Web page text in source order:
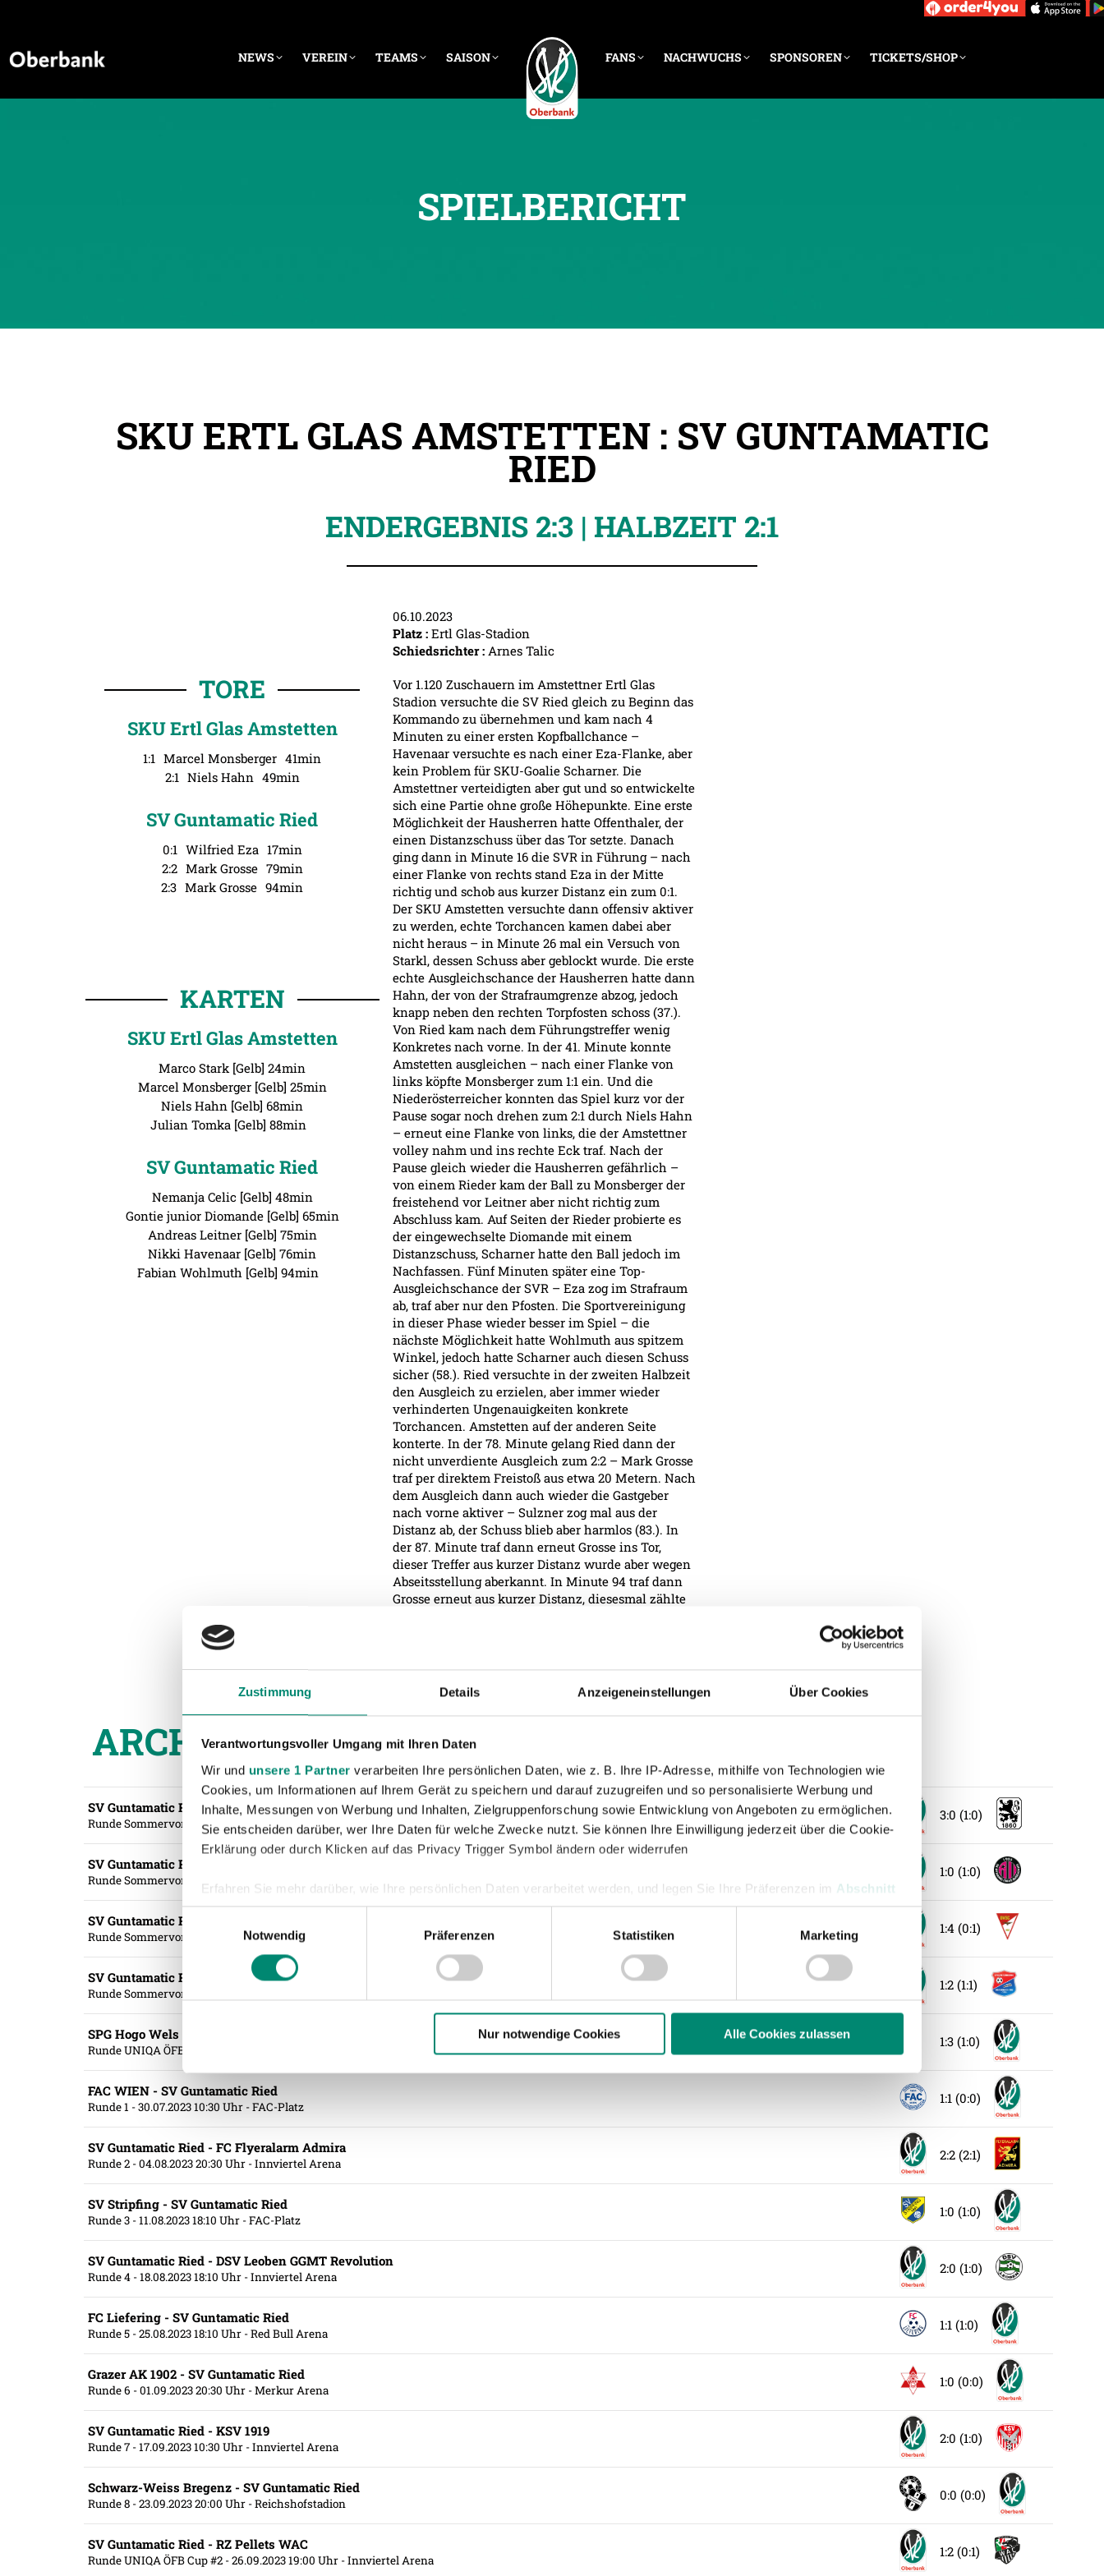
Zustimmung Details Anzeigeneinstellungen Über Cookies
Verantwortungsvoller Umgang mit Ihren Daten
Wir und unsere 1 Partner verarbeiten Ihre persönlichen Daten, wie z. B. Ihre IP-Adresse, mithilfe von Technologien wie
Cookies, um Informationen auf Ihrem Gerät zu speichern und darauf zuzugreifen und so personalisierte Werbung und
Inhalte, Messungen von Werbung und Inhalten, Zielgruppenforschung sowie Entwicklung von Angeboten zu ermöglichen.
Sie entscheiden darüber, wer Ihre Daten für welche Zwecke nutzt. Sie können Ihre Einwilligung jederzeit über die Cookie-
Erklärung oder durch Klicken auf das Privacy Trigger Symbol ändern oder widerrufen
Erfahren Sie mehr darüber, wie Ihre persönlichen Daten verarbeitet werden, und legen Sie Ihre Präferenzen im Abschnitt
Einzelheitenfest.
Wir verwenden Cookies, um Inhalte und Anzeigen zu personalisieren, Funktionen für soziale Medien anbieten zu können
und die Zugriffe auf unsere Website zu analysieren. Außerdem geben wir Informationen zu Ihrer Verwendung unserer
Weitere Details, insbesondere zu Speicherdauer und Empfänger entnehmen Sie unserer
Einwilligungsauswahl
Notwendig
Präferenzen Statistiken Marketing
Nur notwendige Cookies Alle Cookies zulassen
NEWS VEREIN TEAMS SAISON FANS NACHWUCHS SPONSOREN TICKETS/SHOP
SPIELBERICHT
SKU ERTL GLAS AMSTETTEN : SV GUNTAMATIC
RIED
ENDERGEBNIS 2:3 | HALBZEIT 2:1
TORE
SKU Ertl Glas Amstetten
1:1 Marcel Monsberger 41min
2:1 Niels Hahn 49min
SV Guntamatic Ried
0:1 Wilfried Eza 17min
2:2 Mark Grosse 79min
2:3 Mark Grosse 94min
KARTEN
SKU Ertl Glas Amstetten
Marco Stark [Gelb] 24min
Marcel Monsberger [Gelb] 25min
Niels Hahn [Gelb] 68min
Julian Tomka [Gelb] 88min
SV Guntamatic Ried
Nemanja Celic [Gelb] 48min
Gontie junior Diomande [Gelb] 65min
Andreas Leitner [Gelb] 75min
Nikki Havenaar [Gelb] 76min
Fabian Wohlmuth [Gelb] 94min
06.10.2023
Platz :Ertl Glas-Stadion
Schiedsrichter :Arnes Talic
Vor 1.120 Zuschauern im Amstettner Ertl Glas
Stadion versuchte die SV Ried gleich zu Beginn das
Kommando zu übernehmen und kam nach 4
Minuten zu einer ersten Kopfballchance –
Havenaar versuchte es nach einer Eza-Flanke, aber
kein Problem für SKU-Goalie Scharner. Die
Amstettner verteidigten aber gut und so entwickelte
sich eine Partie ohne große Höhepunkte. Eine erste
Möglichkeit der Hausherren hatte Offenthaler, der
einen Distanzschuss über das Tor setzte. Danach
ging dann in Minute 16 die SVR in Führung – nach
einer Flanke von rechts stand Eza in der Mitte
richtig und schob aus kurzer Distanz ein zum 0:1.
Der SKU Amstetten versuchte dann offensiv aktiver
zu werden, echte Torchancen kamen dabei aber
nicht heraus – in Minute 26 mal ein Versuch von
Starkl, dessen Schuss aber geblockt wurde. Die erste
echte Ausgleichschance der Hausherren hatte dann
Hahn, der von der Strafraumgrenze abzog, jedoch
knapp neben den rechten Torpfosten schoss (37.).
Von Ried kam nach dem Führungstreffer wenig
Konkretes nach vorne. In der 41. Minute konnte
Amstetten ausgleichen – nach einer Flanke von
links köpfte Monsberger zum 1:1 ein. Und die
Niederösterreicher konnten das Spiel kurz vor der
Pause sogar noch drehen zum 2:1 durch Niels Hahn
– erneut eine Flanke von links, die der Amstettner
volley nahm und ins rechte Eck traf. Nach der
Pause gleich wieder die Hausherren gefährlich –
von einem Rieder kam der Ball zu Monsberger der
freistehend vor Leitner aber nicht richtig zum
Abschluss kam. Auf Seiten der Rieder probierte es
der eingewechselte Diomande mit einem
Distanzschuss, Scharner hatte den Ball jedoch im
Nachfassen. Fünf Minuten später eine Top-
Ausgleichschance der SVR – Eza zog im Strafraum
ab, traf aber nur den Pfosten. Die Sportvereinigung
in dieser Phase wieder besser im Spiel – die
nächste Möglichkeit hatte Wohlmuth aus spitzem
Winkel, jedoch hatte Scharner auch diesen Schuss
sicher (58.). Ried versuchte in der zweiten Halbzeit
den Ausgleich zu erzielen, aber immer wieder
verhinderten Ungenauigkeiten konkrete
Torchancen. Amstetten auf der anderen Seite
konterte. In der 78. Minute gelang Ried dann der
nicht unverdiente Ausgleich zum 2:2 – Mark Grosse
traf per direktem Freistoß aus etwa 20 Metern. Nach
dem Ausgleich dann auch wieder die Gastgeber
nach vorne aktiver – Sulzner zog mal aus der
Distanz ab, der Schuss blieb aber harmlos (83.). In
der 87. Minute traf dann erneut Grosse ins Tor,
dieser Treffer aus kurzer Distanz wurde aber wegen
Abseitsstellung aberkannt. In Minute 94 traf dann
Grosse erneut aus kurzer Distanz, diesesmal zählte
ARCHIV SPIELBERICHTE
SV Guntamatic Ried - TSV 1860 München
Runde Sommervorbereitung #1- 30.06.2023 17:00 Uhr
3:0 (1:0)
SV Guntamatic Ried - Dynamo Budweis
Runde Sommervorbereitung #2
1:0 (1:0)
SV Guntamatic Ried - Debreceni Vasutas SC
Runde Sommervorbereitung #3- 14.07.2023 12:30 Uhr - DANA Arena
1:4 (0:1)
SV Guntamatic Ried - SpVgg Unterhaching
Runde Sommervorbereitung #4
1:2 (1:1)
SPG Hogo Wels - SV Guntamatic Ried
Runde UNIQA ÖFB Cup #1
1:3 (1:0)
FAC WIEN - SV Guntamatic Ried
Runde 1 - 30.07.2023 10:30 Uhr - FAC-Platz
1:1 (0:0)
SV Guntamatic Ried - FC Flyeralarm Admira
Runde 2 - 04.08.2023 20:30 Uhr - Innviertel Arena
2:2 (2:1)
SV Stripfing - SV Guntamatic Ried
Runde 3 - 11.08.2023 18:10 Uhr - FAC-Platz
1:0 (1:0)
SV Guntamatic Ried - DSV Leoben GGMT Revolution
Runde 4 - 18.08.2023 18:10 Uhr - Innviertel Arena
2:0 (1:0)
FC Liefering - SV Guntamatic Ried
Runde 5 - 25.08.2023 18:10 Uhr - Red Bull Arena
1:1 (1:0)
Grazer AK 1902 - SV Guntamatic Ried
Runde 6 - 01.09.2023 20:30 Uhr - Merkur Arena
1:0 (0:0)
SV Guntamatic Ried - KSV 1919
Runde 7 - 17.09.2023 10:30 Uhr - Innviertel Arena
2:0 (1:0)
Schwarz-Weiss Bregenz - SV Guntamatic Ried
Runde 8 - 23.09.2023 20:00 Uhr - Reichshofstadion
0:0 (0:0)
SV Guntamatic Ried - RZ Pellets WAC
Runde UNIQA ÖFB Cup #2 - 26.09.2023 19:00 Uhr - Innviertel Arena
1:2 (0:1)